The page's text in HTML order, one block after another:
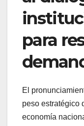
para
El
peso estratégico
economía